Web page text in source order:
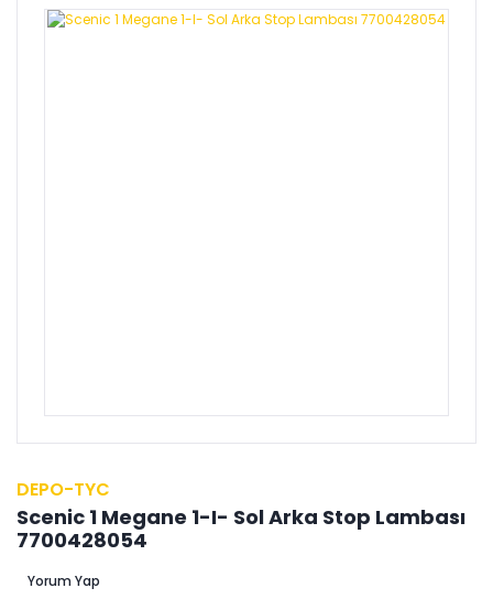
DEPO-TYC
Scenic 1 Megane 1-I- Sol Arka Stop Lambası
7700428054
Yorum Yap